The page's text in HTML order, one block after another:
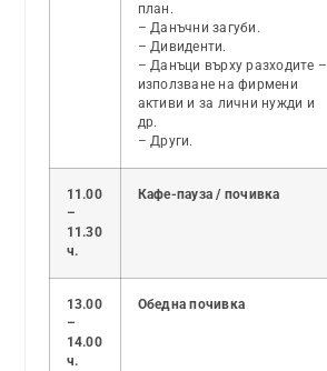
план.
– Данъчни загуби.
– Дивиденти.
– Данъци върху разходите –
използване на фирмени
активи и за лични нужди и
др.
– Други.
11.00
–
11.30
ч.
Кафе-пауза / почивка
13.00
–
14.00
ч.
Обедна почивка